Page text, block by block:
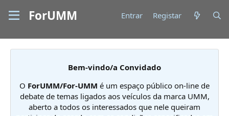
ForUMM Entrar Registar
Bem-vindo/a Convidado
O ForUMM/For-UMM é um espaço público on-line de
debate de temas ligados aos veículos da marca UMM,
aberto a todos os interessados que nele queiram